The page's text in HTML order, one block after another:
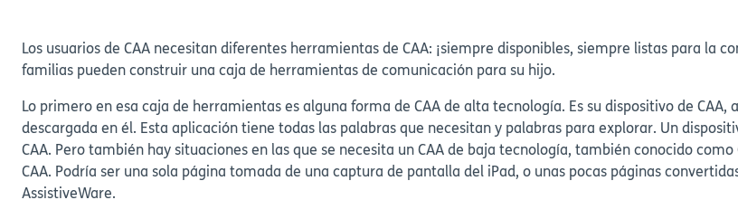
Los usuarios de CAA necesitan diferentes herramientas de CAA: ¡siempre disponibles, siempre listas para la
familias pueden construir una caja de herramientas de comunicación para su hijo.
Lo primero en esa caja de herramientas es alguna forma de CAA de alta tecnología. Es su dispositivo de
descargada en él. Esta aplicación tiene todas las palabras que necesitan y palabras para explorar. Un
CAA. Pero también hay situaciones en las que se necesita un CAA de baja tecnología, también conocido
CAA. Podría ser una sola página tomada de una captura de pantalla del iPad, o unas pocas páginas
AssistiveWare.